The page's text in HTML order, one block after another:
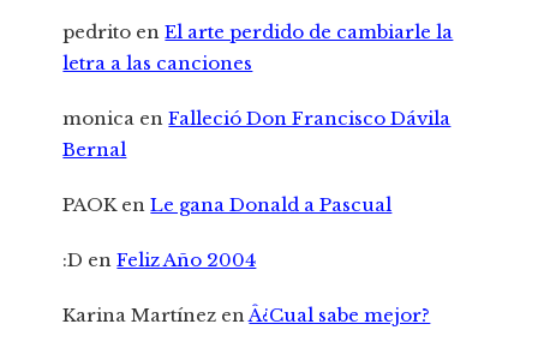
pedrito enEl arte perdido de cambiarle la
letra a las canciones
monica enFalleció Don Francisco Dávila
Bernal
PAOK enLe gana Donald a Pascual
:D enFeliz Año 2004
Karina Martínez enÂ¿Cual sabe mejor?